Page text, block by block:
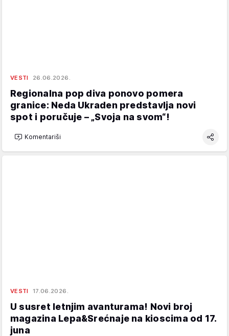
VESTI 26.06.2026.
Regionalna pop diva ponovo pomera
granice: Neda Ukraden predstavlja novi
spot i poručuje – „Svoja na svom“!
Komentariši
VESTI 17.06.2026.
U susret letnjim avanturama! Novi broj
magazina Lepa&Srećnaje na kioscima od 17.
juna